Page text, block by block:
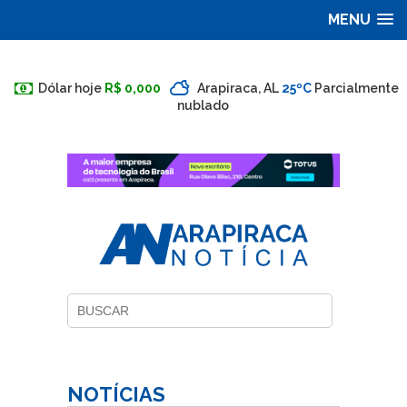
MENU
Dólar hoje R$ 0,000 Arapiraca, AL 25ºC Parcialmente
nublado
NOTÍCIAS